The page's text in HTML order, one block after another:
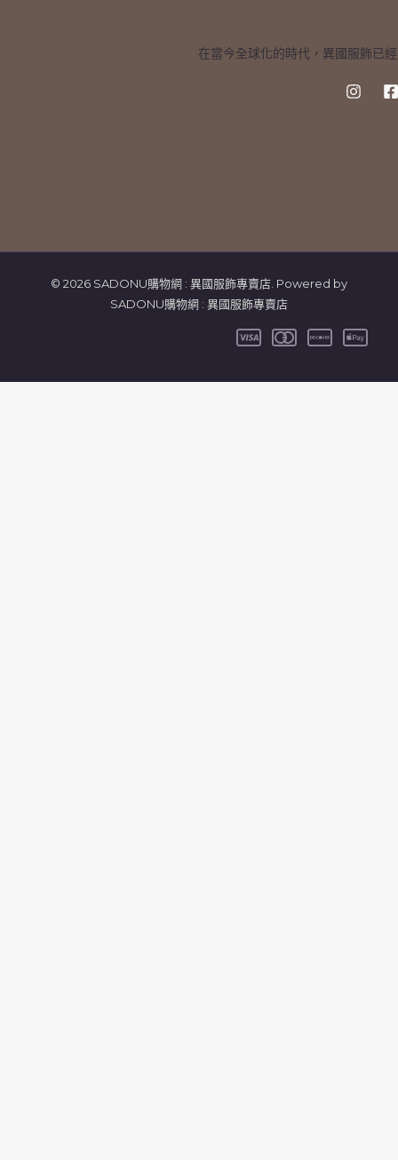
在當今全球化的時代，異國服飾已
© 2026 SADONU購物網 : 異國服飾專賣店. Powered by
SADONU購物網 : 異國服飾專賣店